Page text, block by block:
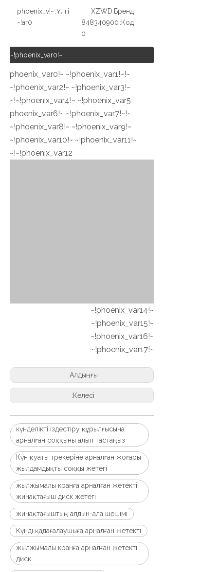
Үлгі:
~!phoenix_v
ar0!~
Бренд:
XZWD
Код:
848340900
0
~!phoenix_var0!~
~!phoenix_var0!~ ~!phoenix_var1!~
~!phoenix_var2!~ ~!phoenix_var3!~
~!phoenix_var4!~ ~!phoenix_var5!~
~!phoenix_var6!~ ~!phoenix_var7!~
~!phoenix_var8!~ ~!phoenix_var9!~
~!phoenix_var10!~ ~!phoenix_var11!~
~!phoenix_var12!~
~!phoenix_var14!~
~!phoenix_var15!~
~!phoenix_var16!~
~!phoenix_var17!~
Алдыңғы:
Келесі:
күнделікті іздестіру құрылғысына
арналған соққыны алып тастаңыз
Күн қуаты трекеріне арналған жоғары
жылдамдықты соққы жетегі
жылжымалы кранға арналған жетекті
жинақтағыш диск жетегі
жинақтағыштың алдын-ала шешімі
Күнді қадағалаушыға арналған жетекті
жылжымалы кранға арналған жетекті
диск